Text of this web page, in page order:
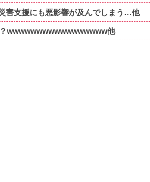
害支援にも悪影響が及んでしまう…他
wwwwwwwwwwwwwwwww他